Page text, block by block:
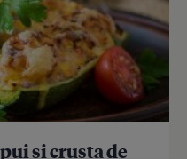
si crusta de